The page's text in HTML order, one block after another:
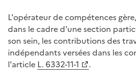
L'opérateur de compétences
dans le cadre d'une section
son sein, les contributions des
indépendants versées dans les
l'article L. 6332-11-1
.